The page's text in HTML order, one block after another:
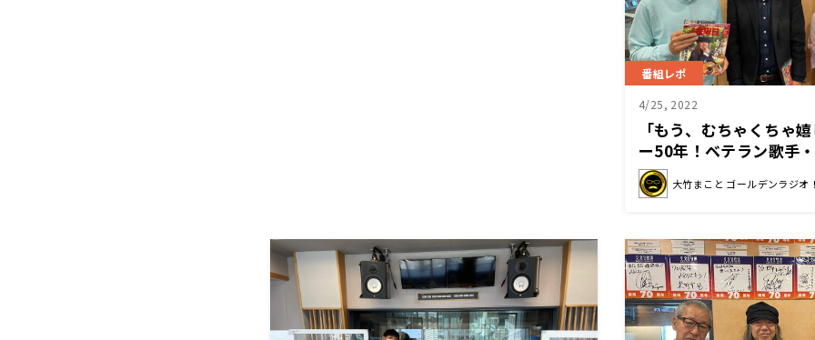
番組レポ
4/25, 2022
「もう、むちゃくちゃ
ー50年！ベテラン歌手
人時代に文化放送であ
明かす大竹まこと ゴールデンラジオ